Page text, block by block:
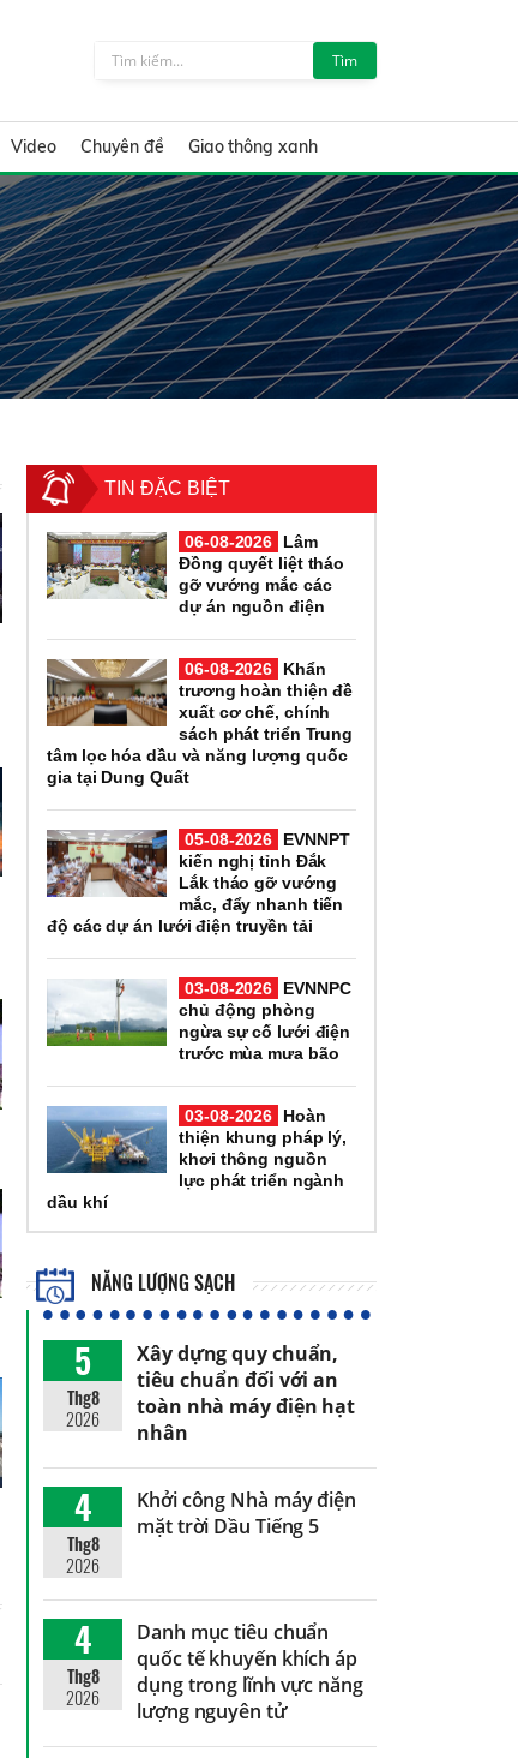
Tìm
Video Chuyên đề Giao thông xanh
TIN ĐẶC BIỆT
06-08-2026
Lâm
Đồng quyết liệt tháo
gỡ vướng mắc các
dự án nguồn điện
06-08-2026
Khẩn
trương hoàn thiện đề
xuất cơ chế, chính
sách phát triển Trung
tâm lọc hóa dầu và năng lượng quốc
gia tại Dung Quất
05-08-2026
EVNNPT
kiến nghị tỉnh Đắk
Lắk tháo gỡ vướng
mắc, đẩy nhanh tiến
độ các dự án lưới điện truyền tải
03-08-2026
EVNNPC
chủ động phòng
ngừa sự cố lưới điện
trước mùa mưa bão
03-08-2026
Hoàn
thiện khung pháp lý,
khơi thông nguồn
lực phát triển ngành
dầu khí
NĂNG LƯỢNG SẠCH
5
Thg8
2026
Xây dựng quy chuẩn,
tiêu chuẩn đối với an
toàn nhà máy điện hạt
nhân
4
Thg8
2026
Khởi công Nhà máy điện
mặt trời Dầu Tiếng 5
4
Thg8
2026
Danh mục tiêu chuẩn
quốc tế khuyến khích áp
dụng trong lĩnh vực năng
lượng nguyên tử